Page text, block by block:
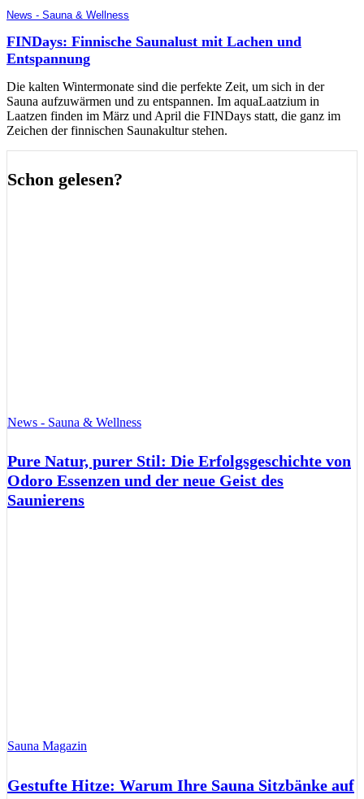
News - Sauna & Wellness
FINDays: Finnische Saunalust mit Lachen und
Entspannung
Die kalten Wintermonate sind die perfekte Zeit, um sich in der
Sauna aufzuwärmen und zu entspannen. Im aquaLaatzium in
Laatzen finden im März und April die FINDays statt, die ganz im
Zeichen der finnischen Saunakultur stehen.
Schon gelesen?
News - Sauna & Wellness
Pure Natur, purer Stil: Die Erfolgsgeschichte von
Odoro Essenzen und der neue Geist des
Saunierens
Sauna Magazin
Gestufte Hitze: Warum Ihre Sauna Sitzbänke auf